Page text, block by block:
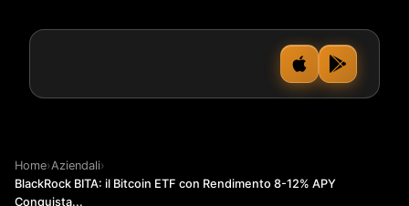
Home›Aziendali›
BlackRock BITA: il Bitcoin ETF con Rendimento 8-12% APY
Conquista...